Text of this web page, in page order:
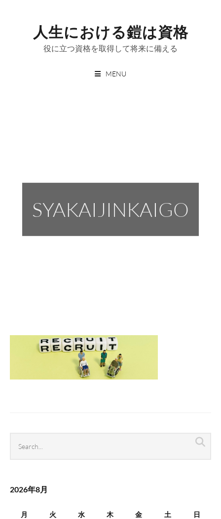
人生における鎧は資格
役に立つ資格を取得して将来に備える
MENU
SYAKAIJINKAIGO
archives
2026年8月
月 火 水 木 金 土 日